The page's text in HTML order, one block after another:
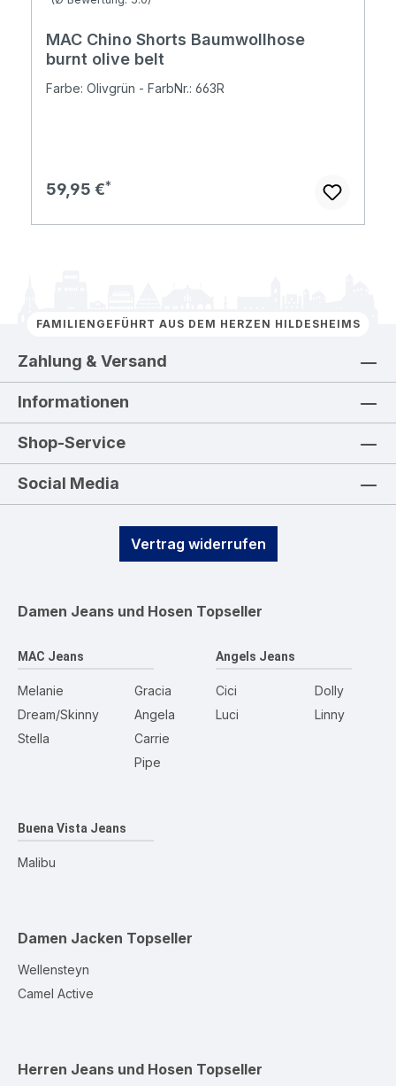
MAC Chino Shorts Baumwollhose
burnt olive belt
Farbe: Olivgrün - FarbNr.: 663R
Regulärer Preis:
59,95 €
FAMILIENGEFÜHRT AUS DEM HERZEN HILDESHEIMS
Zahlung & Versand
Informationen
Shop-Service
Social Media
Vertrag widerrufen
Damen Jeans und Hosen Topseller
MAC Jeans
Melanie
Dream/Skinny
Stella
Gracia
Angela
Carrie
Pipe
Angels Jeans
Cici
Luci
Dolly
Linny
Buena Vista Jeans
Malibu
Damen Jacken Topseller
Wellensteyn
Camel Active
Herren Jeans und Hosen Topseller